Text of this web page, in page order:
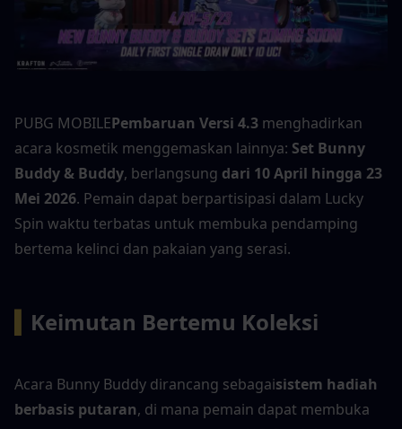
PUBG MOBILEPembaruan Versi 4.3 menghadirkan
acara kosmetik menggemaskan lainnya: Set Bunny
Buddy & Buddy, berlangsung dari 10 April hingga 23
Mei 2026. Pemain dapat berpartisipasi dalam Lucky
Spin waktu terbatas untuk membuka pendamping
bertema kelinci dan pakaian yang serasi.
Keimutan Bertemu Koleksi
Acara Bunny Buddy dirancang sebagaisistem hadiah
berbasis putaran, di mana pemain dapat membuka